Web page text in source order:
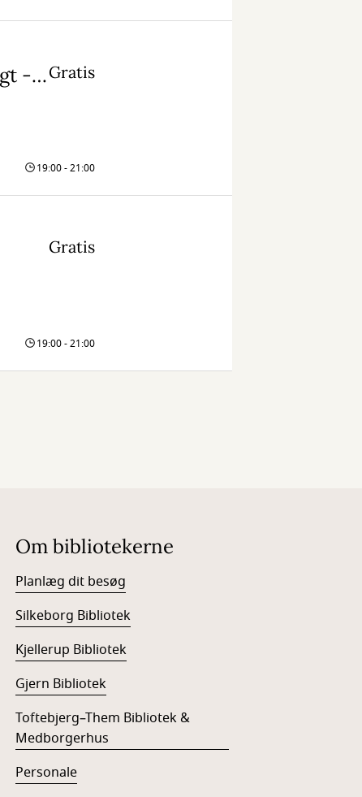
Livestreaming: Med havets kæmper på jagt - GjernGratis
19:00 - 21:00
Gratis
19:00 - 21:00
Om bibliotekerne
Planlæg dit besøg
Silkeborg Bibliotek
Kjellerup Bibliotek
Gjern Bibliotek
Toftebjerg–Them Bibliotek &
Medborgerhus
Personale